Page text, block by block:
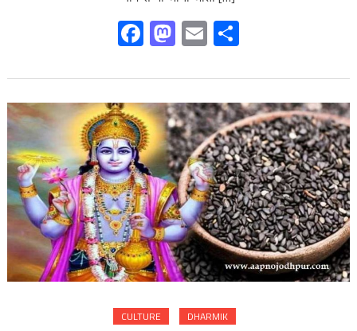
Facebook
Mastodon
Email
CULTURE DHARMIK